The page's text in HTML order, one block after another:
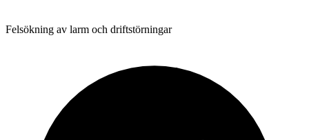
Felsökning av larm och driftstörningar